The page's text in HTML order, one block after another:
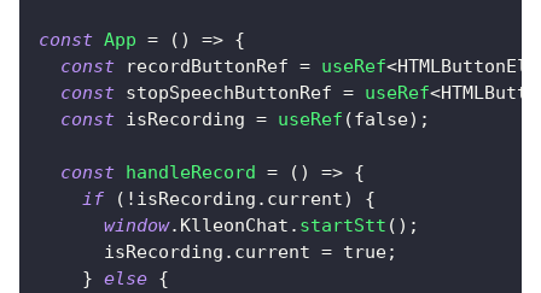
const App = ( ) => {
const recordButtonRef = useRef<
const stopSpeechButtonRef = useRef<
const isRecording = useRef (false) ;
const handleRecord = ( ) => {
if
( ! isRecording . current)
{
window. KlleonChat . startStt ( ) ;
      isRecording
. current = true;
} else {